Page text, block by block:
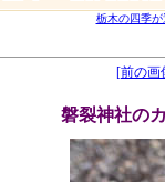
栃木の四季
[前の画
磐裂神社の